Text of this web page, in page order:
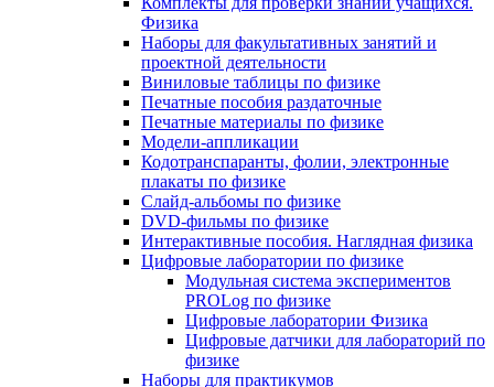
Физика
Наборы для факультативных занятий и
проектной деятельности
Виниловые таблицы по физике
Печатные пособия раздаточные
Печатные материалы по физике
Модели-аппликации
Кодотранспаранты, фолии, электронные
плакаты по физике
Слайд-альбомы по физике
DVD-фильмы по физике
Интерактивные пособия. Наглядная физика
Цифровые лаборатории по физике
Модульная система экспериментов
PROLog по физике
Цифровые лаборатории Физика
Цифровые датчики для лабораторий по
физике
Наборы для практикумов